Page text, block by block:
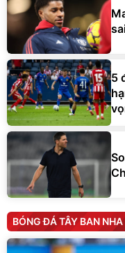
5
BÓNG ĐÁ TÂY BAN NHA